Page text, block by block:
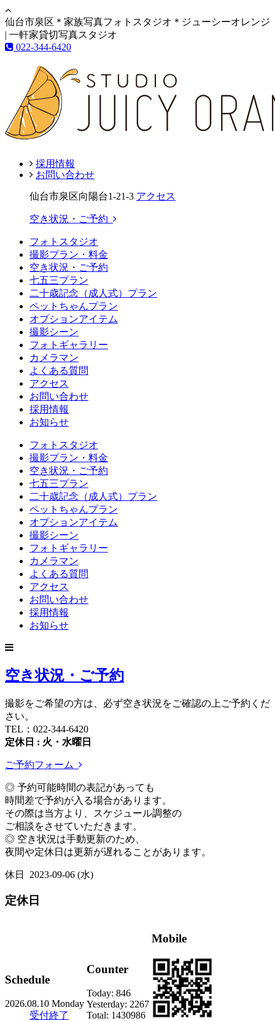
仙台市泉区＊家族写真フォトスタジオ＊ジューシーオレンジ
| 一軒家貸切写真スタジオ
022-344-6420
採用情報
お問い合わせ
仙台市泉区向陽台1-21-3 アクセス
空き状況・ご予約
フォトスタジオ
撮影プラン・料金
空き状況・ご予約
七五三プラン
二十歳記念（成人式）プラン
ペットちゃんプラン
オプションアイテム
撮影シーン
フォトギャラリー
カメラマン
よくある質問
アクセス
お問い合わせ
採用情報
お知らせ
フォトスタジオ
撮影プラン・料金
空き状況・ご予約
七五三プラン
二十歳記念（成人式）プラン
ペットちゃんプラン
オプションアイテム
撮影シーン
フォトギャラリー
カメラマン
よくある質問
アクセス
お問い合わせ
採用情報
お知らせ
空き状況・ご予約
撮影をご希望の方は、必ず空き状況をご確認の上ご予約くだ
さい。
TEL：022-344-6420
定休日 : 火・水曜日
ご予約フォーム
◎ 予約可能時間の表記があっても
時間差で予約が入る場合があります。
その際は当方より、スケジュール調整の
ご相談をさせていただきます。
◎ 空き状況は手動更新のため、
夜間や定休日は更新が遅れることがあります。
休日 2023-09-06 (水)
定休日
Schedule
2026.08.10 Monday
受付終了
Counter
Today: 846
Yesterday: 2267
Total: 1430986
Mobile